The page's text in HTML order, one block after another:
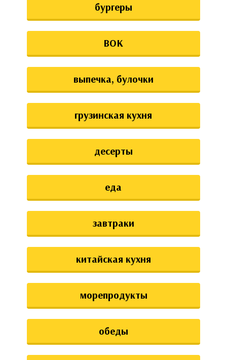
бургеры
ВОК
выпечка, булочки
грузинская кухня
десерты
еда
завтраки
китайская кухня
морепродукты
обеды